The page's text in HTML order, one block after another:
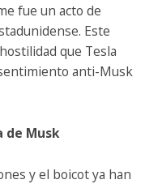
fue un acto de
Este
que Tesla
anti-Musk
de Musk
y el boicot ya han